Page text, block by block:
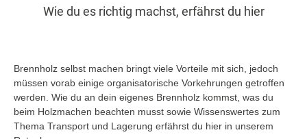
Wie du es richtig machst, erfährst du hier
Brennholz selbst machen bringt viele Vorteile mit sich, jedoch
müssen vorab einige organisatorische Vorkehrungen getroffen
werden. Wie du an dein eigenes Brennholz kommst, was du
beim Holzmachen beachten musst sowie Wissenswertes zum
Thema Transport und Lagerung erfährst du hier in unserem